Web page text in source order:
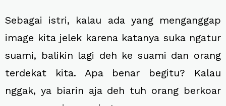
Sebagai istri, kalau ada yang menganggap
image kita jelek karena katanya suka ngatur
suami, balikin lagi deh ke suami dan orang
terdekat kita. Apa benar begitu? Kalau
nggak, ya biarin aja deh tuh orang berkoar